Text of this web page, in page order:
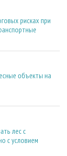
рисках при
объекты на
лес с
с условием